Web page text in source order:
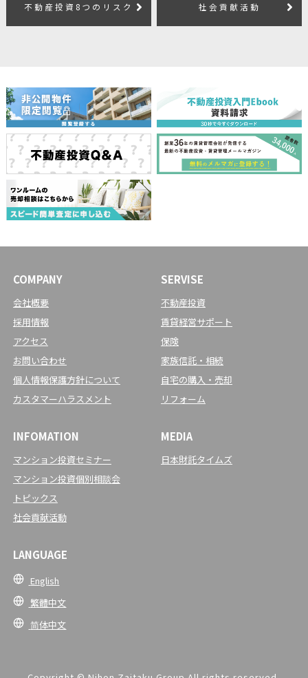
不動産投資8つのリスク 社会貢献活動
COMPANY
会社概要
採用情報
アクセス
お問い合わせ
個人情報保護方針について
カスタマーハラスメント
SERVISE
不動産投資
賃貸経営サポート
保険
家族信託・相続
自宅の購入・売却
リフォーム
INFOMATION
マンション投資セミナー
マンション投資個別相談会
トピックス
社会貢献活動
MEDIA
日本財託タイムズ
LANGUAGE
English
繁體中文
简体中文